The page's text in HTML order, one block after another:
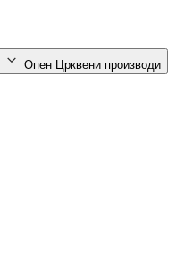
Опен Црквени производи